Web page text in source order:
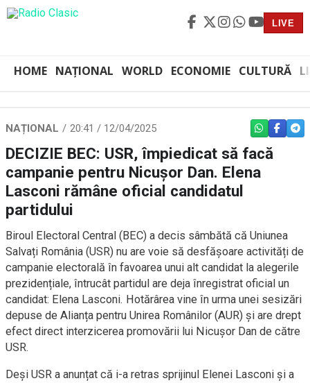
LIVE
HOME NAȚIONAL WORLD ECONOMIE CULTURĂ
NAȚIONAL 20:41 / 12/04/2025 WHATSAPP
DECIZIE BEC: USR, împiedicat să facă
campanie pentru Nicușor Dan. Elena
Lasconi rămâne oficial candidatul
partidului
Biroul Electoral Central (BEC) a decis sâmbătă că Uniunea
Salvați România (USR) nu are voie să desfășoare activități de
campanie electorală în favoarea unui alt candidat la alegerile
prezidențiale, întrucât partidul are deja înregistrat oficial un
candidat: Elena Lasconi. Hotărârea vine în urma unei sesizări
depuse de Alianța pentru Unirea Românilor (AUR) și are drept
efect direct interzicerea promovării lui Nicușor Dan de către
USR.
Deși USR a anunțat că i-a retras sprijinul Elenei Lasconi și a